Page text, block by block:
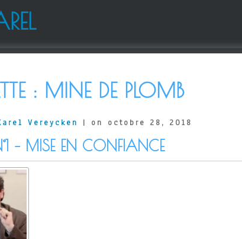
: MINE DE PLOMB
Vereycken | on octobre 28, 2018
– MISE EN CONFIANCE